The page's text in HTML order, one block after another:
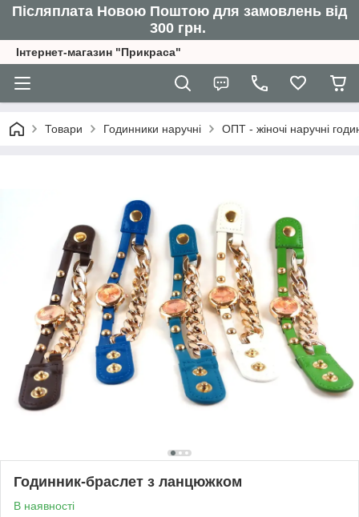
Післяплата Новою Поштою для замовлень від
300 грн.
Інтернет-магазин "Прикраса"
Товари Годинники наручні ОПТ - жіночі наручні
Годинник-браслет з ланцюжком
В наявності